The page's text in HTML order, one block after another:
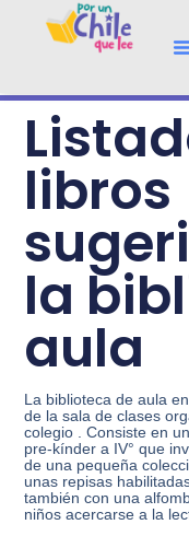
libros
la
aula
La biblioteca de aula
de la sala de clases
colegio . Consiste en
pre-kínder a IV° que
de una pequeña
unas repisas
también con una
niños acercarse a la